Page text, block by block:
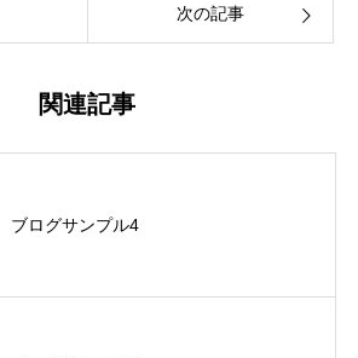
次の記事
関連記事
ブログサンプル4